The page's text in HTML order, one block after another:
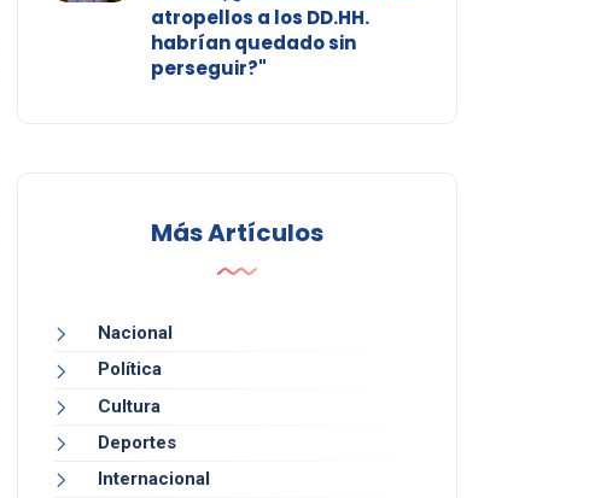
atropellos a los DD.HH.
habrían quedado sin
perseguir?"
Más Artículos
Nacional
Política
Cultura
Deportes
Internacional